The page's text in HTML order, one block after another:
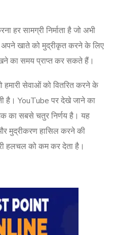
हर सामग्री निर्माता है जो अभी
खाते को मुद्रीकृत करने के लिए
का समय प्राप्त कर सकते हैं।
हमारी सेवाओं को वितरित करने के
है। YouTube पर देखे जाने का
का सबसे चतुर निर्णय है। यह
मुद्रीकरण हासिल करने की
हलचल को कम कर देता है।